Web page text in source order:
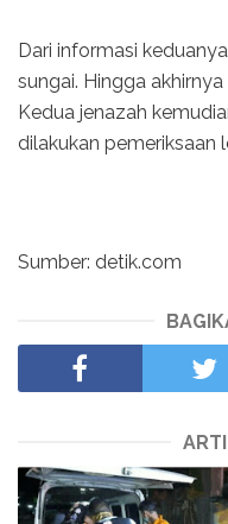
Dari informasi
sungai. Hingga
Kedua jenazah
dilakukan pemeriksaan
Sumber: detik.com